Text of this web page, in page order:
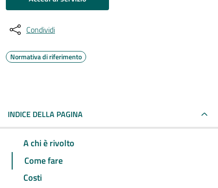
Condividi
Normativa di riferimento
INDICE DELLA PAGINA
A chi è rivolto
Come fare
Costi